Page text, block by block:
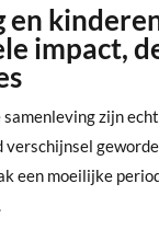
en
impact,
samenleving zijn
verschijnsel
een moeilijke